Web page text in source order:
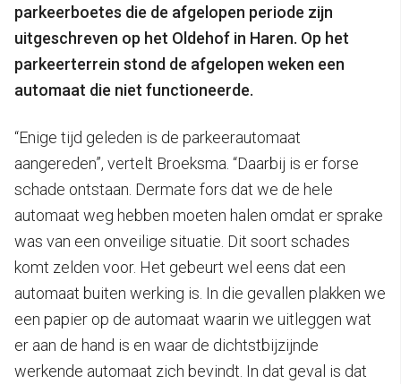
parkeerboetes die de afgelopen periode zijn
uitgeschreven op het Oldehof in Haren. Op het
parkeerterrein stond de afgelopen weken een
automaat die niet functioneerde.
“Enige tijd geleden is de parkeerautomaat
aangereden”, vertelt Broeksma. “Daarbij is er forse
schade ontstaan. Dermate fors dat we de hele
automaat weg hebben moeten halen omdat er sprake
was van een onveilige situatie. Dit soort schades
komt zelden voor. Het gebeurt wel eens dat een
automaat buiten werking is. In die gevallen plakken we
een papier op de automaat waarin we uitleggen wat
er aan de hand is en waar de dichtstbijzijnde
werkende automaat zich bevindt. In dat geval is dat